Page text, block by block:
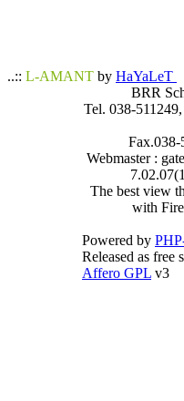
..:: L-AMANT by HaYaLeT
BRR
Tel. 038-
Fax.038-
Webmaster :
The best view
with
Powered by
Released as free
Affero GPL v3